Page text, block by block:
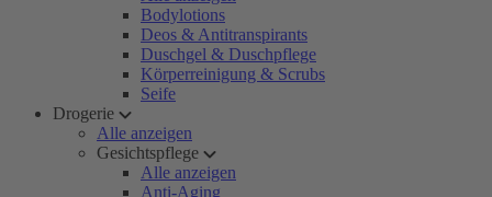
Bodylotions
Deos & Antitranspirants
Duschgel & Duschpflege
Körperreinigung & Scrubs
Seife
Drogerie
Alle anzeigen
Gesichtspflege
Alle anzeigen
Anti-Aging